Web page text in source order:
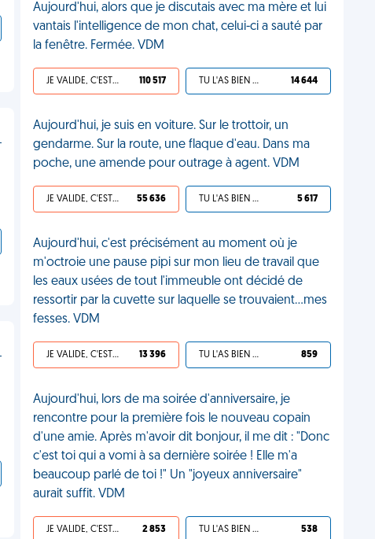
Aujourd'hui, alors que je discutais avec ma mère et lui
vantais l'intelligence de mon chat, celui-ci a sauté par
la fenêtre. Fermée. VDM
JE VALIDE, C'EST UNE VDM 110 517 TU L'AS BIEN MÉRITÉ 14 644
Aujourd'hui, je suis en voiture. Sur le trottoir, un
gendarme. Sur la route, une flaque d'eau. Dans ma
poche, une amende pour outrage à agent. VDM
JE VALIDE, C'EST UNE VDM 55 636 TU L'AS BIEN MÉRITÉ 5 617
Aujourd'hui, c'est précisément au moment où je
m'octroie une pause pipi sur mon lieu de travail que
les eaux usées de tout l'immeuble ont décidé de
ressortir par la cuvette sur laquelle se trouvaient...mes
fesses. VDM
JE VALIDE, C'EST UNE VDM 13 396 TU L'AS BIEN MÉRITÉ 859
Aujourd'hui, lors de ma soirée d'anniversaire, je
rencontre pour la première fois le nouveau copain
d'une amie. Après m'avoir dit bonjour, il me dit : "Donc
c'est toi qui a vomi à sa dernière soirée ! Elle m'a
beaucoup parlé de toi !" Un "joyeux anniversaire"
aurait suffit. VDM
JE VALIDE, C'EST UNE VDM 2 853 TU L'AS BIEN MÉRITÉ 538